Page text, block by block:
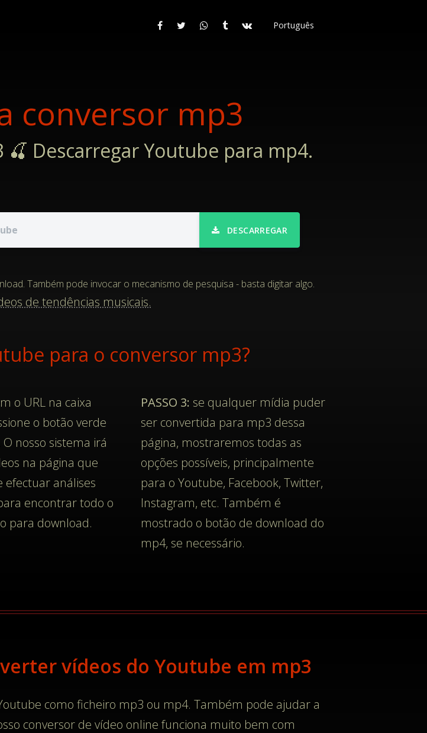
Português
conversor mp3
Descarregar Youtube para mp4.
DESCARREGAR
Também pode invocar o mecanismo de pesquisa - basta digitar algo.
de tendências musicais.
para o conversor mp3?
o URL na caixa
o botão verde
nosso sistema irá
na página que
efectuar análises
encontrar todo o
para download.
PASSO 3: se qualquer mídia puder
ser convertida para mp3 dessa
página, mostraremos todas as
opções possíveis, principalmente
para o Youtube, Facebook, Twitter,
Instagram, etc. Também é
mostrado o botão de download do
mp4, se necessário.
vídeos do Youtube em mp3
como ficheiro mp3 ou mp4. Também pode ajudar a
conversor de vídeo online funciona muito bem com